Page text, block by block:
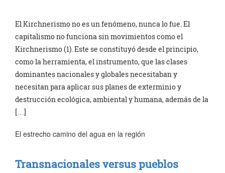
El Kirchnerismo no es un fenómeno, nunca lo fue. El
capitalismo no funciona sin movimientos como el
Kirchnerismo (1). Este se constituyó desde el principio,
como la herramienta, el instrumento, que las clases
dominantes nacionales y globales necesitaban y
necesitan para aplicar sus planes de exterminio y
destrucción ecológica, ambiental y humana, además de la
[…]
El estrecho camino del agua en la región
Transnacionales versus pueblos